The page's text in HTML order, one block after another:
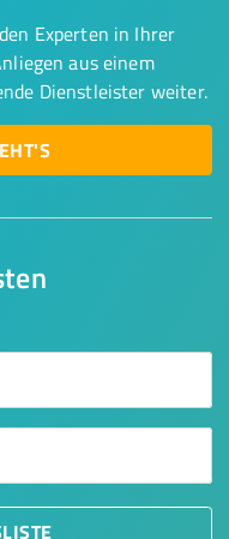
Experten in Ihrer
aus einem
Dienstleister weiter.